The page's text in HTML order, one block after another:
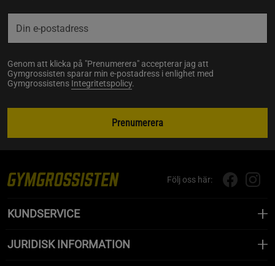
Genom att klicka på "Prenumerera" accepterar jag att
Gymgrossisten sparar min e-postadress i enlighet med
Gymgrossistens Integritetspolicy.
Prenumerera
Följ oss här:
KUNDSERVICE
JURIDISK INFORMATION